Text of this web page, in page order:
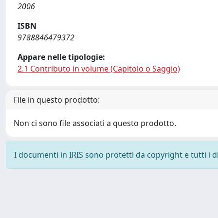
2006
ISBN
9788846479372
Appare nelle tipologie:
2.1 Contributo in volume (Capitolo o Saggio)
File in questo prodotto:
Non ci sono file associati a questo prodotto.
I documenti in IRIS sono protetti da copyright e tutti i